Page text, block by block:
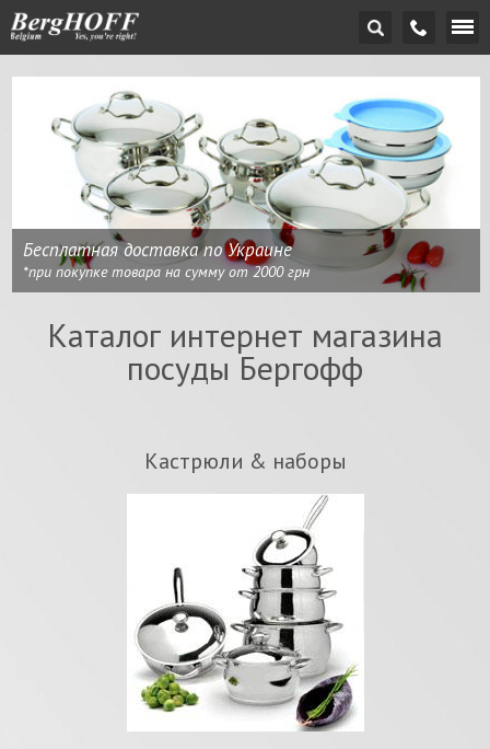
Бесплатная доставка по Украине
*при покупке товара на сумму от 2000 грн
Каталог интернет магазина
посуды Бергофф
Кастрюли & наборы